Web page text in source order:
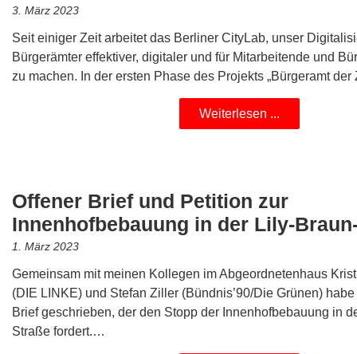
3. März 2023
Seit einiger Zeit arbeitet das Berliner CityLab, unser
Bürgerämter effektiver, digitaler und für Mitarbeitende und
zu machen. In der ersten Phase des Projekts „Bürgeramt
Weiterlesen ...
Offener Brief und Petition zur
Innenhofbebauung in der Lily-
1. März 2023
Gemeinsam mit meinen Kollegen im Abgeordnetenhaus
(DIE LINKE) und Stefan Ziller (Bündnis’90/Die Grünen)
Brief geschrieben, der den Stopp der Innenhofbebauung in
Straße fordert.…